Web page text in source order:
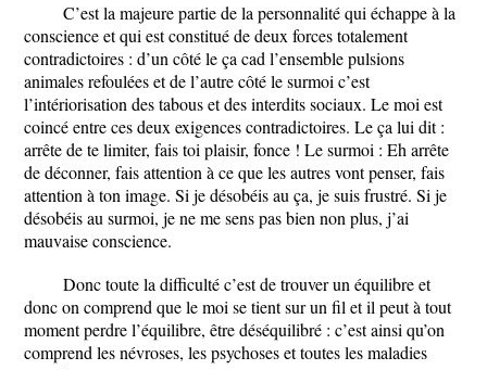
C’est la majeure partie de la personnalité qui échappe à la
conscience et qui est constitué de deux forces totalement
contradictoires : d’un côté le ça cad l’ensemble pulsions
animales refoulées et de l’autre côté le surmoi c’est
l’intériorisation des tabous et des interdits sociaux. Le moi est
coincé entre ces deux exigences contradictoires. Le ça lui dit :
arrête de te limiter, fais toi plaisir, fonce ! Le surmoi : Eh arrête
de déconner, fais attention à ce que les autres vont penser, fais
attention à ton image. Si je désobéis au ça, je suis frustré. Si je
désobéis au surmoi, je ne me sens pas bien non plus, j’ai
mauvaise conscience.
Donc toute la difficulté c’est de trouver un équilibre et
donc on comprend que le moi se tient sur un fil et il peut à tout
moment perdre l’équilibre, être déséquilibré : c’est ainsi qu’on
comprend les névroses, les psychoses et toutes les maladies